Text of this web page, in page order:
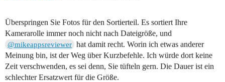
Überspringen Sie Fotos für den Sortierteil. Es sortiert Ihre
Kamerarolle immer noch nicht nach Dateigröße, und
@mikeappsreviewer hat damit recht. Worin ich etwas anderer
Meinung bin, ist der Weg über Kurzbefehle. Ich würde dort keine
Zeit verschwenden, es sei denn, Sie tüfteln gern. Die Dauer ist ein
schlechter Ersatzwert für die Größe.